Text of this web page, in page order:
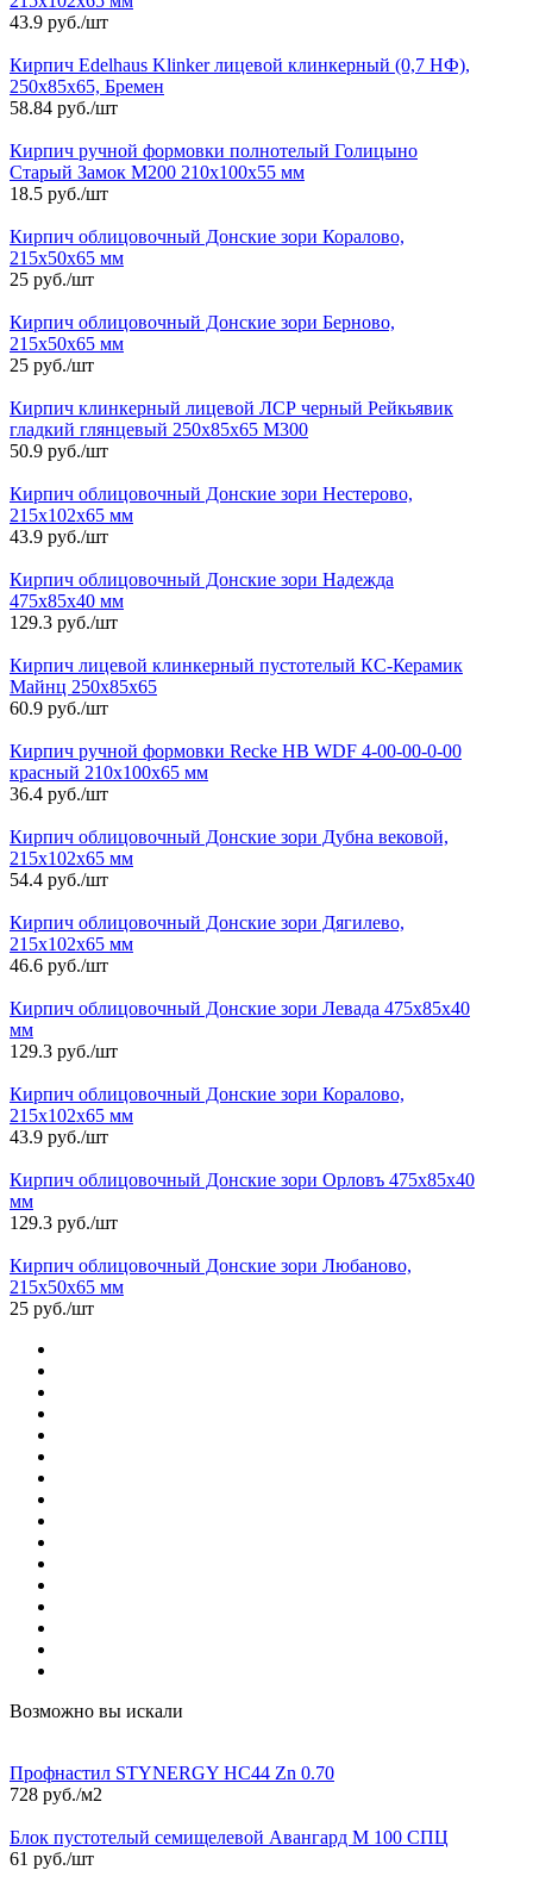
43.9 руб./шт
Кирпич Edelhaus Klinker лицевой клинкерный (0,7 НФ),
250х85х65, Бремен
58.84 руб./шт
Кирпич ручной формовки полнотелый Голицыно
Старый Замок М200 210х100х55 мм
18.5 руб./шт
Кирпич облицовочный Донские зори Коралово,
215х50х65 мм
25 руб./шт
Кирпич облицовочный Донские зори Берново,
215х50х65 мм
25 руб./шт
Кирпич клинкерный лицевой ЛСР черный Рейкьявик
гладкий глянцевый 250х85х65 М300
50.9 руб./шт
Кирпич облицовочный Донские зори Нестерово,
215х102х65 мм
43.9 руб./шт
Кирпич облицовочный Донские зори Надежда
475х85х40 мм
129.3 руб./шт
Кирпич лицевой клинкерный пустотелый КС-Керамик
Майнц 250х85х65
60.9 руб./шт
Кирпич ручной формовки Recke HB WDF 4-00-00-0-00
красный 210х100х65 мм
36.4 руб./шт
Кирпич облицовочный Донские зори Дубна вековой,
215х102х65 мм
54.4 руб./шт
Кирпич облицовочный Донские зори Дягилево,
215х102х65 мм
46.6 руб./шт
Кирпич облицовочный Донские зори Левада 475х85х40
мм
129.3 руб./шт
Кирпич облицовочный Донские зори Коралово,
215х102х65 мм
43.9 руб./шт
Кирпич облицовочный Донские зори Орловъ 475х85х40
мм
129.3 руб./шт
Кирпич облицовочный Донские зори Любаново,
215х50х65 мм
25 руб./шт
Возможно вы искали
Профнастил STYNERGY НС44 Zn 0.70
728 руб./м2
Блок пустотелый семищелевой Авангард М 100 СПЦ
61 руб./шт